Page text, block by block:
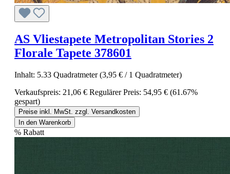
AS Vliestapete Metropolitan Stories 2
Florale Tapete 378601
Inhalt: 5.33 Quadratmeter(3,95 € / 1 Quadratmeter)
Verkaufspreis: 21,06 € Regulärer Preis: 54,95 € (61.67%
gespart)
Preise inkl. MwSt. zzgl. Versandkosten
In den Warenkorb
% Rabatt